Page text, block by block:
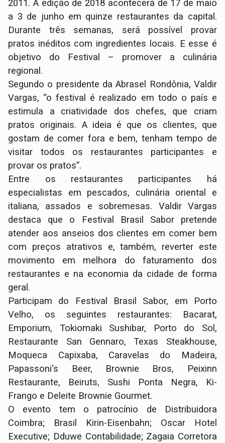
2011. A edição de 2018 acontecerá de 17 de maio
a 3 de junho em quinze restaurantes da capital.
Durante três semanas, será possível provar
pratos inéditos com ingredientes locais. E esse é
objetivo do Festival – promover a culinária
regional.
Segundo o presidente da Abrasel Rondônia, Valdir
Vargas, “o festival é realizado em todo o país e
estimula a criatividade dos chefes, que criam
pratos originais. A ideia é que os clientes, que
gostam de comer fora e bem, tenham tempo de
visitar todos os restaurantes participantes e
provar os pratos”.
Entre os restaurantes participantes há
especialistas em pescados, culinária oriental e
italiana, assados e sobremesas. Valdir Vargas
destaca que o Festival Brasil Sabor pretende
atender aos anseios dos clientes em comer bem
com preços atrativos e, também, reverter este
movimento em melhora do faturamento dos
restaurantes e na economia da cidade de forma
geral.
Participam do Festival Brasil Sabor, em Porto
Velho, os seguintes restaurantes: Bacarat,
Emporium, Tokiomaki Sushibar, Porto do Sol,
Restaurante San Gennaro, Texas Steakhouse,
Moqueca Capixaba, Caravelas do Madeira,
Papassoni's Beer, Brownie Bros, Peixinn
Restaurante, Beiruts, Sushi Ponta Negra, Ki-
Frango e Deleite Brownie Gourmet.
O evento tem o patrocínio de Distribuidora
Coimbra; Brasil Kirin-Eisenbahn; Oscar Hotel
Executive; Dduwe Contabilidade; Zagaia Corretora